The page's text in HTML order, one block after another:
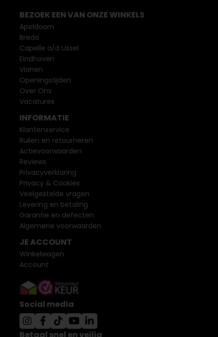
BEZOEK EEN VAN ONZE WINKELS
Apeldoorn
Breda
Capelle a/d IJssel
Eindhoven
Vianen
Openingstijden
Over Ons
Vacatures
INFORMATIE
Klantenservice
Ruilen en retourneren
Actievoorwaarden
Reviews
Privacyverklaring
Privacy & Cookies
Veelgestelde vragen
Levering en betaling
Garantie en defecten
Algemene voorwaarden
JE ACCOUNT
Winkelwagen
Account
Social media